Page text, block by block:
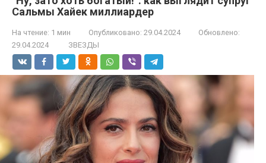
Сальмы Хайек миллиардер
На чтение: 1 мин Опубликовано: 29.04.2024
Обновлено:
29.04.2024
ЗВЕЗДЫ